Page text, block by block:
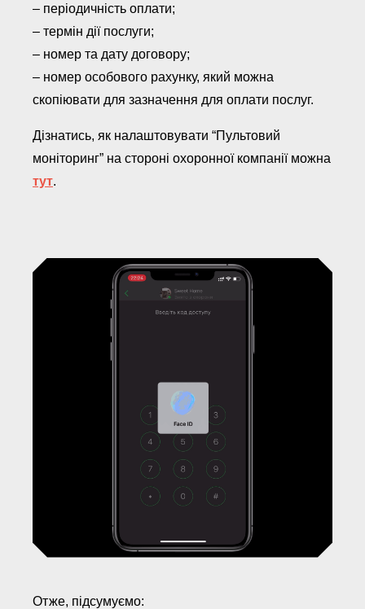
– періодичність оплати;
– термін дії послуги;
– номер та дату договору;
– номер особового рахунку, який можна
скопіювати для зазначення для оплати послуг.
Дізнатись, як налаштовувати “Пультовий
моніторинг” на стороні охоронної компанії можна
тут.
Отже, підсумуємо: